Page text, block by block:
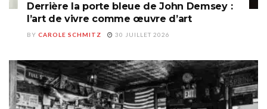
Derrière la porte bleue de John Demsey :
l’art de vivre comme œuvre d’art
BY CAROLE SCHMITZ 30 JUILLET 2026